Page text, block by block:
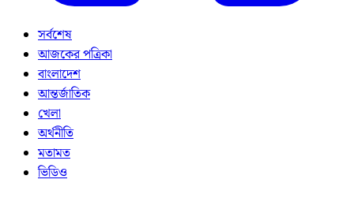
সর্বশেষ
আজকের পত্রিকা
বাংলাদেশ
আন্তর্জাতিক
খেলা
অর্থনীতি
মতামত
ভিডিও